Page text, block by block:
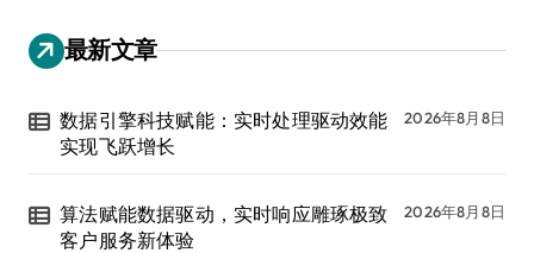
最新文章
数据引擎科技赋能：实时处理驱动效能
实现飞跃增长
2026年8月8日
算法赋能数据驱动，实时响应雕琢极致
客户服务新体验
2026年8月8日